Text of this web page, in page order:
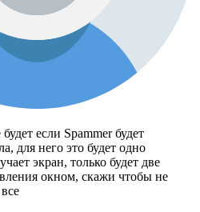
если Spammer будет
для него это будет одно
экран, только будет две
окном, скажи чтобы не